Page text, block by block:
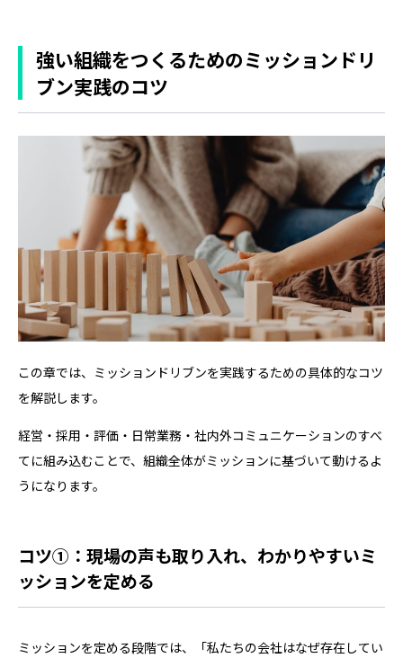
強い組織をつくるためのミッションドリ
ブン実践のコツ
この章では、ミッションドリブンを実践するための具体的なコツ
を解説します。
経営・採用・評価・日常業務・社内外コミュニケーションのすべ
てに組み込むことで、組織全体がミッションに基づいて動けるよ
うになります。
コツ①：現場の声も取り入れ、わかりやすいミ
ッションを定める
ミッションを定める段階では、「私たちの会社はなぜ存在してい